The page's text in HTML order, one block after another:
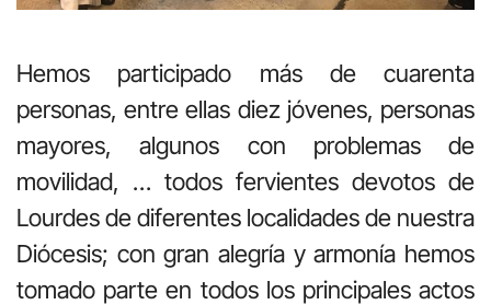
Hemos participado más de cuarenta
personas, entre ellas diez jóvenes, personas
mayores, algunos con problemas de
movilidad, … todos fervientes devotos de
Lourdes de diferentes localidades de nuestra
Diócesis; con gran alegría y armonía hemos
tomado parte en todos los principales actos